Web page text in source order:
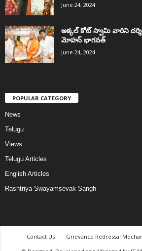
June 24, 2024
అక్కల్‌ కోట్‌ స్వామి వారిని
మోహన్ భాగవత్
June 24, 2024
POPULAR CATEGORY
News
Telugu
Views
Telugu Articles
English Articles
Rashtriya Swayamsevak Sangh
Contact Us Grievance Redressal